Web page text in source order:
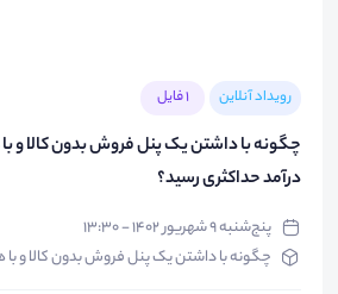
رویداد آنلاین 1 فایل
چگونه با داشتن یک پنل فروش بدون کالا
درآمد حداکثری رسید؟
پنج‌شنبه ۹ شهریور ۱۴۰۲ - ۱۳:۳۰
چگونه با داشتن یک پنل فروش بدون کالا و